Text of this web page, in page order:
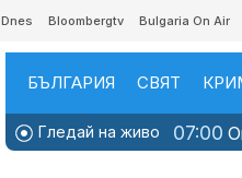
Dnes Bloombergtv Bulgaria On Air
БЪЛГАРИЯ СВЯТ
Гледай на живо 07:00